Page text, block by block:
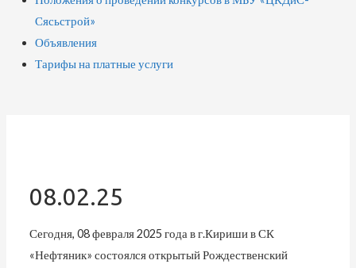
Сясьстрой»
Объявления
Тарифы на платные услуги
08.02.25
Сегодня, 08 февраля 2025 года в г.Кириши в СК
«Нефтяник» состоялся открытый Рождественский